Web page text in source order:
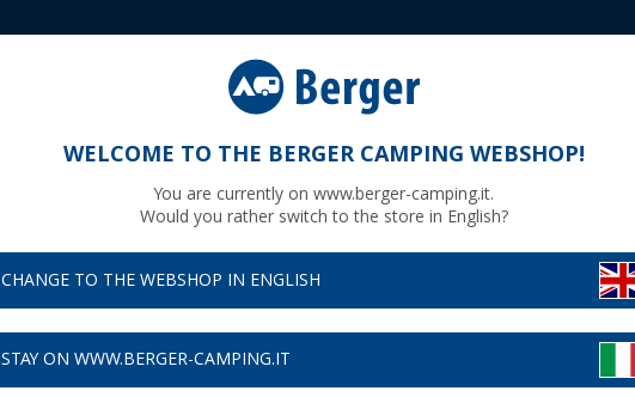
WELCOME TO THE BERGER CAMPING WEBSHOP!
You are currently on www.berger-camping.it.
Would you rather switch to the store in English?
CHANGE TO THE WEBSHOP IN ENGLISH
STAY ON WWW.BERGER-CAMPING.IT